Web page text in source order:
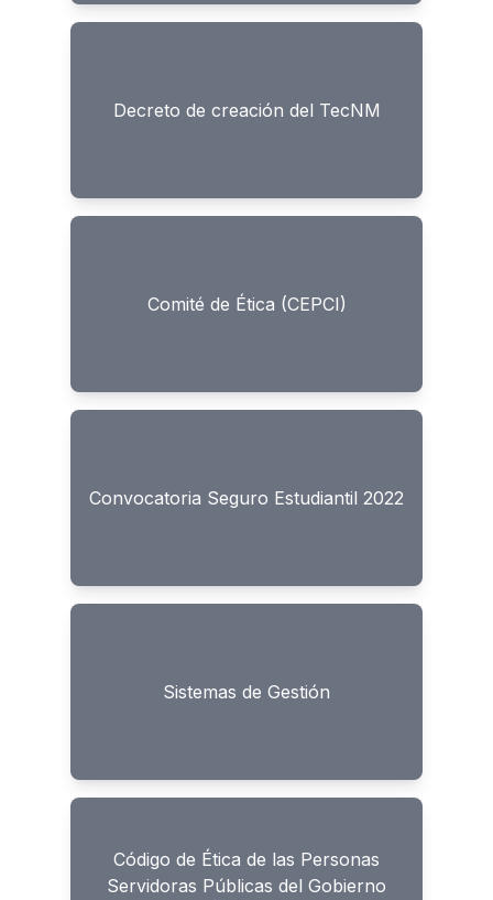
Decreto de creación del TecNM
Comité de Ética (CEPCI)
Convocatoria Seguro Estudiantil 2022
Sistemas de Gestión
Código de Ética de las Personas
Servidoras Públicas del Gobierno